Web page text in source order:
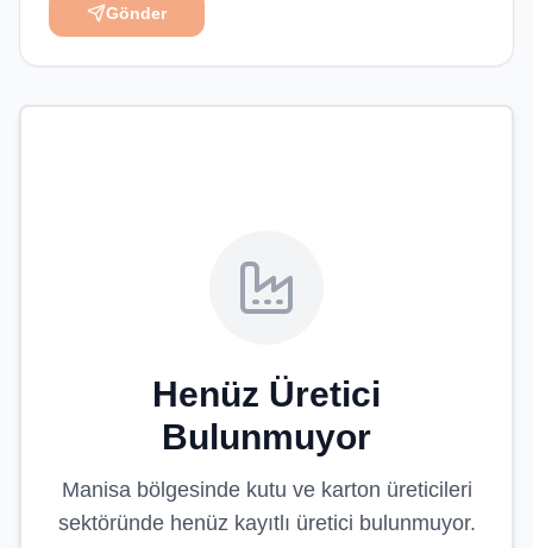
Gönder
Henüz Üretici
Bulunmuyor
Manisabölgesinde kutu ve karton üreticileri
sektöründe henüz kayıtlı üretici bulunmuyor.